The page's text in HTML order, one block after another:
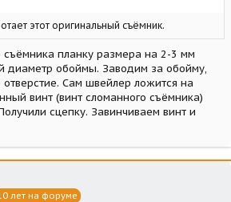
этот оригинальный съёмник.
съёмника планку размера на 2-3 мм
диаметр обоймы. Заводим за обойму,
Сам швейлер ложится на
винт (винт сломанного съёмника)
сцепку. Завинчиваем винт и
лет на форуме